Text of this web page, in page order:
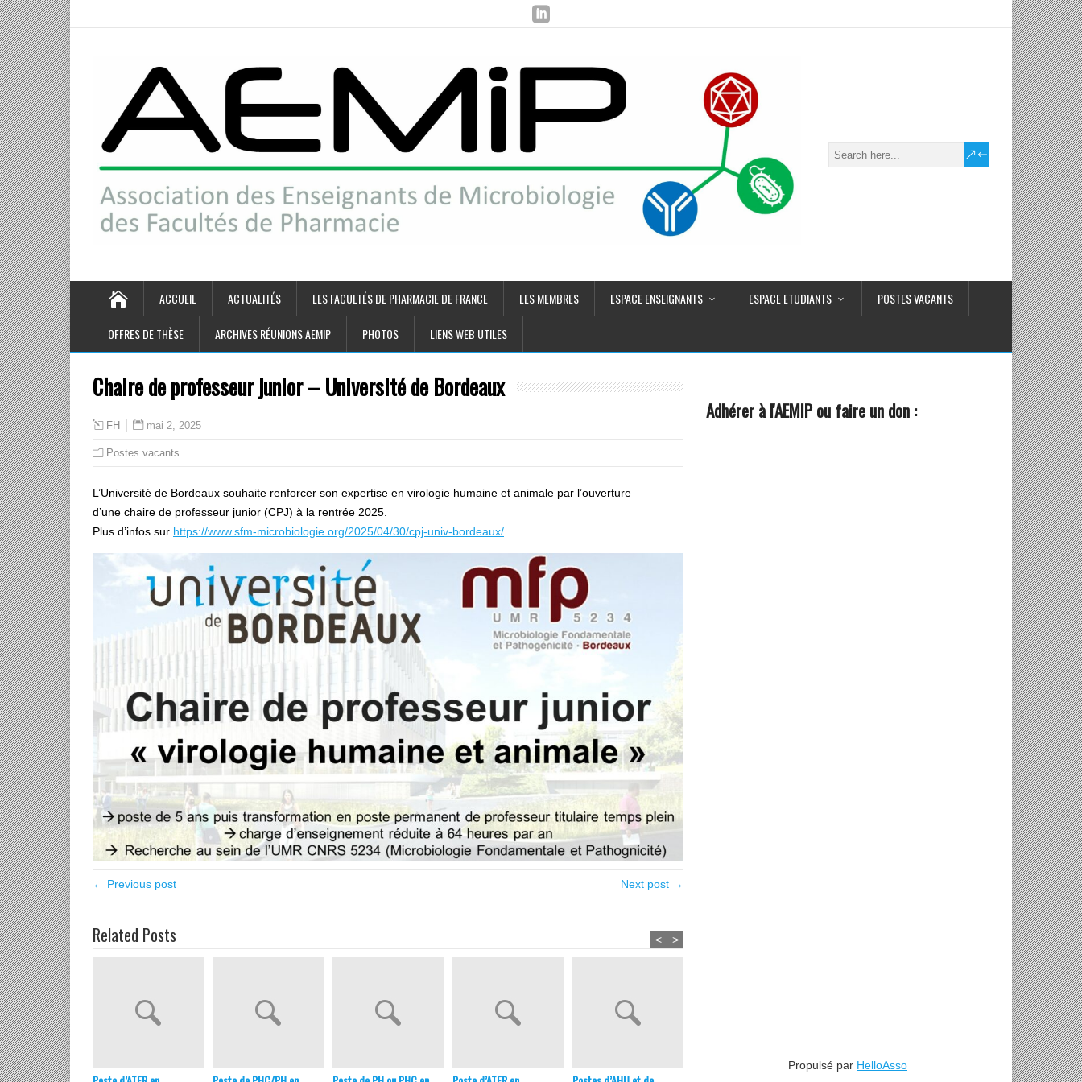
ACCUEIL ACTUALITÉS LES FACULTÉS DE PHARMACIE DE FRANCE LES MEMBRES ESPACE ENSEIGNANTS ESPACE ETUDIANTS POSTES VACANTS
OFFRES DE THÈSE ARCHIVES RÉUNIONS AEMIP PHOTOS LIENS WEB UTILES
Chaire de professeur junior – Université de Bordeaux
FH mai 2, 2025
Postes vacants
L’Université de Bordeaux souhaite renforcer son expertise en virologie humaine et animale par l’ouverture
d’une chaire de professeur junior (CPJ) à la rentrée 2025.
Plus d’infos sur https://www.sfm-microbiologie.org/2025/04/30/cpj-univ-bordeaux/
← Previous post Next post →
Related Posts < >
Adhérer à l'AEMIP ou faire un don :
Propulsé par HelloAsso